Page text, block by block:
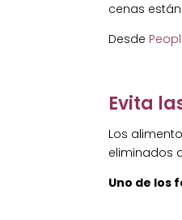
cenas
Desde
Evita
Los
eliminados
Uno de los